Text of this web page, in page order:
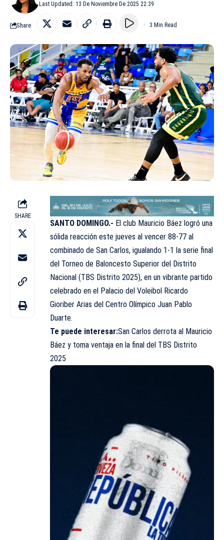
Last Updated: 13 De Noviembre De 2025 22:39
Share 3 Min Read
SHARE
SANTO DOMINGO.- El club Mauricio Báez logró una
sólida reacción este jueves al vencer 88-77 al
combinado de San Carlos, igualando 1-1 la serie final
del Torneo de Baloncesto Superior del Distrito
Nacional (TBS Distrito 2025), en un vibrante partido
celebrado en el Palacio del Voleibol Ricardo
Gioriber Arias del Centro Olímpico Juan Pablo
Duarte.
Te puede interesar:San Carlos derrota al Mauricio
Báez y toma ventaja en la final del TBS Distrito
2025